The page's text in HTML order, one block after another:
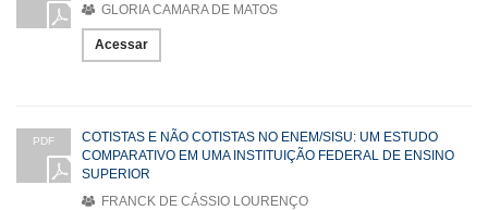
GLORIA CAMARA DE MATOS
Acessar
PDF
COTISTAS E NÃO COTISTAS NO ENEM/SISU: UM ESTUDO
COMPARATIVO EM UMA INSTITUIÇÃO FEDERAL DE ENSINO
SUPERIOR
FRANCK DE CÁSSIO LOURENÇO